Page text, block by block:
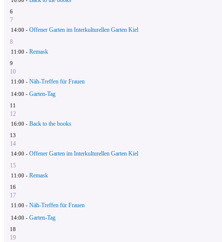
6
7
14:00 - Offener Garten im Interkulturellen Garten Kiel
8
11:00 - Remask
9
10
11:00 - Näh-Treffen für Frauen
14:00 - Garten-Tag
11
12
16:00 - Back to the books
13
14
14:00 - Offener Garten im Interkulturellen Garten Kiel
15
11:00 - Remask
16
17
11:00 - Näh-Treffen für Frauen
14:00 - Garten-Tag
18
19